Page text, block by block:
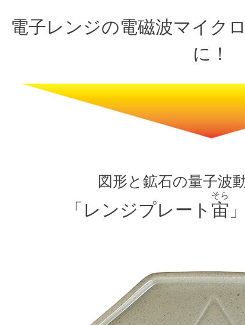
電子レンジの電磁波マイク
に！
図形と鉱石の量子波
「レンジプレート 宙
そら